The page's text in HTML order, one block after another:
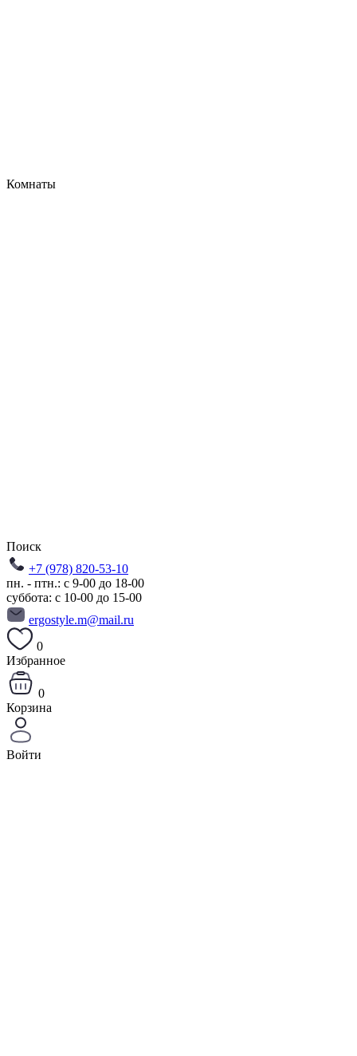
Комнаты
Поиск
+7 (978) 820-53-10
пн. - птн.: с 9-00 до 18-00
суббота: с 10-00 до 15-00
ergostyle.m@mail.ru
0
Избранное
0
Корзина
Войти